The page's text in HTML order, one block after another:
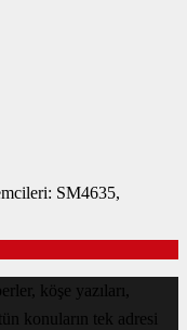
SM4635,
köşe yazıları,
konuların tek adresi